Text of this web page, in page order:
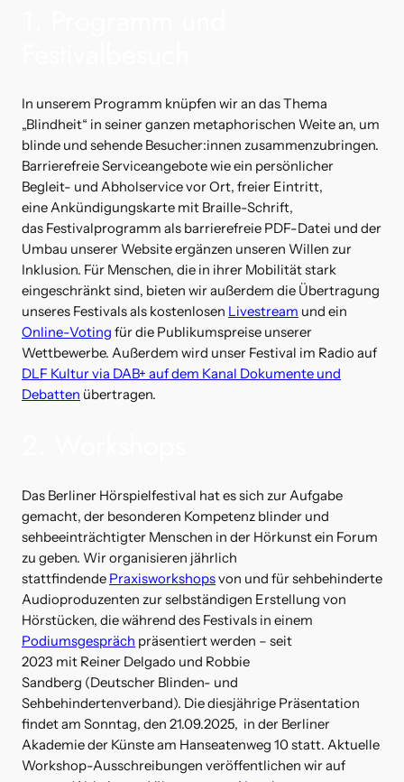
In unserem Programm knüpfen wir an das Thema
„Blindheit“ in seiner ganzen metaphorischen Weite an, um
blinde und sehende Besucher:innen zusammenzubringen.
Barrierefreie Serviceangebote wie ein persönlicher
Begleit- und Abholservice vor Ort, freier Eintritt,
eine Ankündigungskarte mit Braille-Schrift,
das Festivalprogramm als barrierefreie PDF-Datei und der
Umbau unserer Website ergänzen unseren Willen zur
Inklusion. Für Menschen, die in ihrer Mobilität stark
eingeschränkt sind, bieten wir außerdem die Übertragung
unseres Festivals als kostenlosen Livestream und ein
Online-Voting für die Publikumspreise unserer
Wettbewerbe. Außerdem wird unser Festival im Radio auf
DLF Kultur via DAB+ auf dem Kanal Dokumente und
Debatten übertragen.
Das Berliner Hörspielfestival hat es sich zur Aufgabe
gemacht, der besonderen Kompetenz blinder und
sehbeeinträchtigter Menschen in der Hörkunst ein Forum
zu geben. Wir organisieren jährlich
stattfindende Praxisworkshopsvon und für sehbehinderte
Audioproduzenten zur selbständigen Erstellung von
Hörstücken, die während des Festivals in einem
Podiumsgespräch präsentiert werden – seit
2023 mit Reiner Delgado und Robbie
Sandberg (Deutscher Blinden- und
Sehbehindertenverband). Die diesjährige Präsentation
findet am Sonntag, den 21.09.2025, in der Berliner
Akademie der Künste am Hanseatenweg 10 statt. Aktuelle
Workshop-Ausschreibungen veröffentlichen wir auf